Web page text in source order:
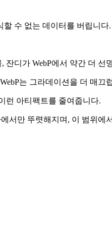
수 없는 데이터를 버립니
잔디가 WebP에서 약간 더 선
는 그라데이션을 더 매끄
런 아티팩트를 줄여줍니다.
서만 뚜렷해지며, 이 범위에